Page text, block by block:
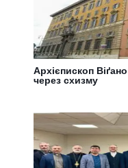
Архієпископ
через схизму